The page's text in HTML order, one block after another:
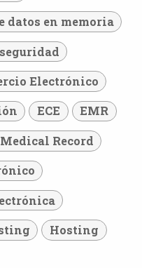
datos en memoria
Electrónico
ECE EMR
Record
Hosting